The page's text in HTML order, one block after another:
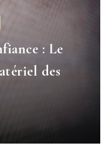
: Le
des